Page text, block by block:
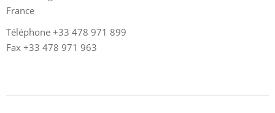
France
Téléphone +33 478 971 899
Fax +33 478 971 963